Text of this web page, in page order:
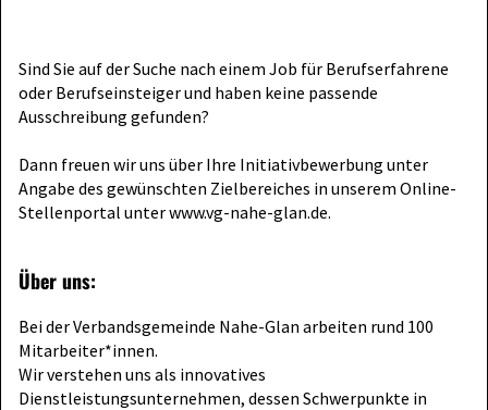
Sind Sie auf der Suche nach einem Job für Berufserfahrene
oder Berufseinsteiger und haben keine passende
Ausschreibung gefunden?
Dann freuen wir uns über Ihre Initiativbewerbung unter
Angabe des gewünschten Zielbereiches in unserem Online-
Stellenportal unter www.vg-nahe-glan.de.
Über uns:
Bei der Verbandsgemeinde Nahe-Glan arbeiten rund 100
Mitarbeiter*innen.
Wir verstehen uns als innovatives
Dienstleistungsunternehmen, dessen Schwerpunkte in